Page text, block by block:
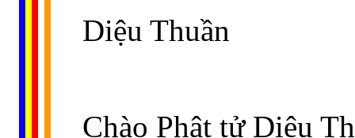
Diệu Thuần
Chào Phật tử Diệu